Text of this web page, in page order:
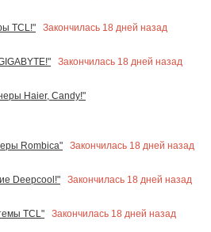
TCL!"
Закончилась 18 дней назад
Закончилась 18 дней назад
Haier, Candy!"
Rombica"
Закончилась 18 дней назад
Deepcool!"
Закончилась 18 дней назад
TCL"
Закончилась 18 дней назад